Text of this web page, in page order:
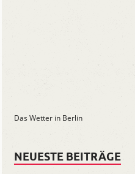
Das Wetter in Berlin
NEUESTE BEITRÄGE